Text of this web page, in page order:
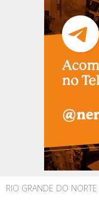
RIO GRANDE DO NORTE